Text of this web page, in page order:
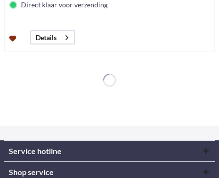
Direct klaar voor verzending
Details
Service hotline
Shop service